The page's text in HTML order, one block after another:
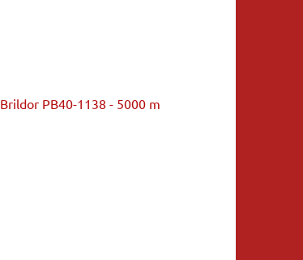
Brildor PB40-1138 - 5000 m